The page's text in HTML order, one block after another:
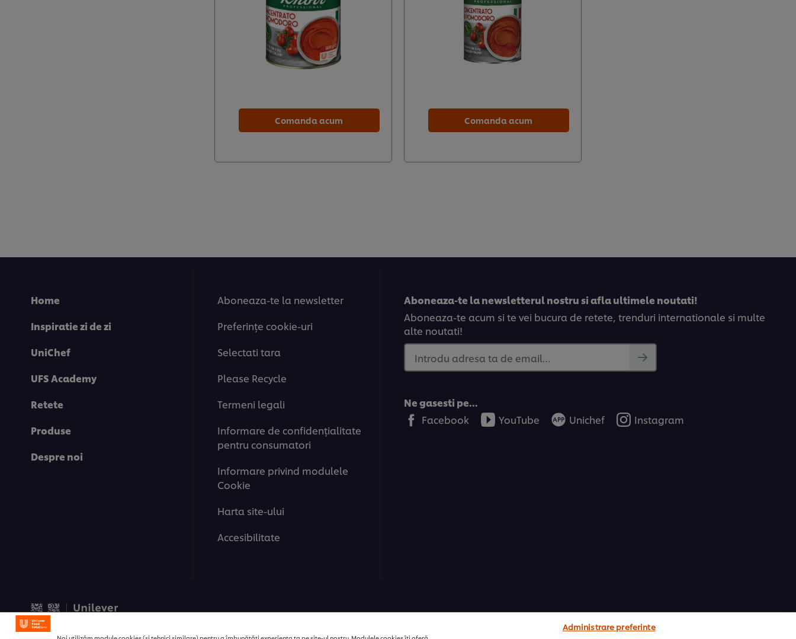
Comanda acum Comanda acum
Home
Inspiratie zi de zi
UniChef
UFS Academy
Retete
Produse
Despre noi
Aboneaza-te la newsletter
Preferințe cookie-uri
Selectati tara
Please Recycle
Termeni legali
Informare de confidenţialitate
pentru consumatori
Informare privind modulele
Cookie
Harta site-ului
Accesibilitate
Aboneaza-te la newsletterul nostru si afla ultimele noutati!
Aboneaza-te acum si te vei bucura de retete, trenduri internationale si multe
alte noutati!
Introdu adresa ta de email…
Ne gasesti pe...
Facebook
YouTube Unichef Instagram
Noi utilizăm module cookies (și tehnici similare) pentru a îmbunătăți experiența ta pe site-ul nostru. Modulele cookies îți oferă
Administrare preferinte